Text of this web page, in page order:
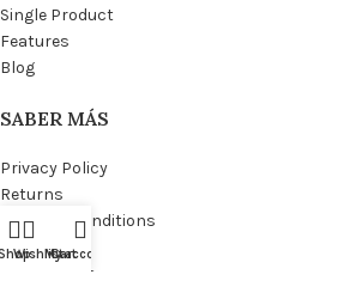
Single Product
Features
Blog
SABER MÁS
Privacy Policy
Returns
Terms & Conditions
Contact Us
Latest News
WishlistCart
My account